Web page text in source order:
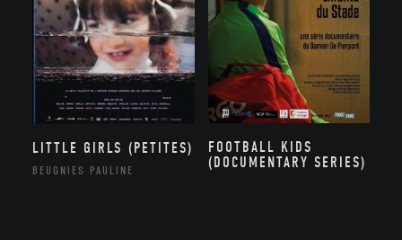
LITTLE GIRLS (PETITES)
BEUGNIES PAULINE
FOOTBALL KIDS
(DOCUMENTARY SERIES)